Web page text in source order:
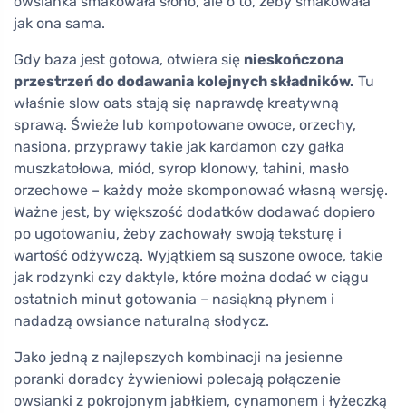
jak ona sama.
Gdy baza jest gotowa, otwiera się nieskończona
przestrzeń do dodawania kolejnych składników. Tu
właśnie slow oats stają się naprawdę kreatywną
sprawą. Świeże lub kompotowane owoce, orzechy,
nasiona, przyprawy takie jak kardamon czy gałka
muszkatołowa, miód, syrop klonowy, tahini, masło
orzechowe – każdy może skomponować własną wersję.
Ważne jest, by większość dodatków dodawać dopiero
po ugotowaniu, żeby zachowały swoją teksturę i
wartość odżywczą. Wyjątkiem są suszone owoce, takie
jak rodzynki czy daktyle, które można dodać w ciągu
ostatnich minut gotowania – nasiąkną płynem i
nadadzą owsiance naturalną słodycz.
Jako jedną z najlepszych kombinacji na jesienne
poranki doradcy żywieniowi polecają połączenie
owsianki z pokrojonym jabłkiem, cynamonem i łyżeczką